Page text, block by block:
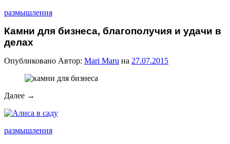
размышления
Камни для бизнеса, благополучия и удачи в
делах
Опубликовано Автор: Mari Maru на 27.07.2015
Далее →
размышления